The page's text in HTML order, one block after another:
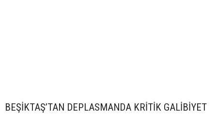
BEŞİKTAŞ’TAN DEPLASMANDA KRİTİK GALİBİYET